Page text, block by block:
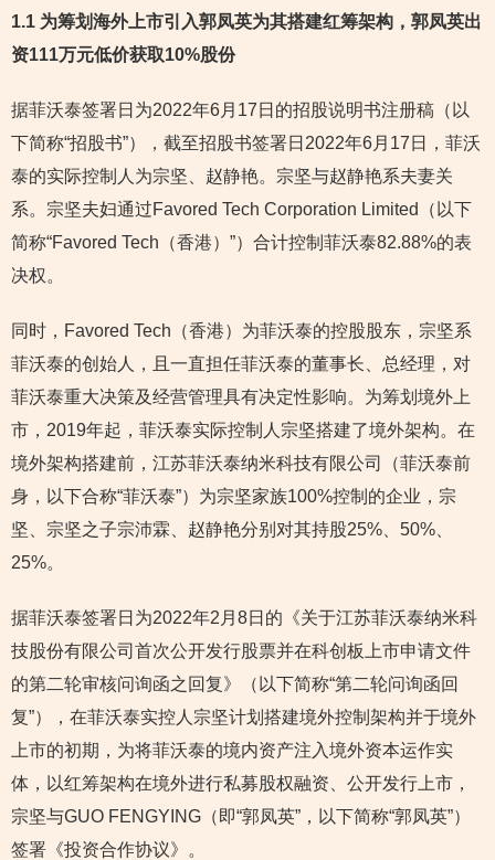
1.1 为筹划海外上市引入郭凤英为其搭建红筹架构，郭凤英出
资111万元低价获取10%股份
据菲沃泰签署日为2022年6月17日的招股说明书注册稿（以
下简称“招股书”），截至招股书签署日2022年6月17日，菲沃
泰的实际控制人为宗坚、赵静艳。宗坚与赵静艳系夫妻关
系。宗坚夫妇通过Favored Tech Corporation Limited（以下
简称“Favored Tech（香港）”）合计控制菲沃泰82.88%的表
决权。
同时，Favored Tech（香港）为菲沃泰的控股股东，宗坚系
菲沃泰的创始人，且一直担任菲沃泰的董事长、总经理，对
菲沃泰重大决策及经营管理具有决定性影响。为筹划境外上
市，2019年起，菲沃泰实际控制人宗坚搭建了境外架构。在
境外架构搭建前，江苏菲沃泰纳米科技有限公司（菲沃泰前
身，以下合称“菲沃泰”）为宗坚家族100%控制的企业，宗
坚、宗坚之子宗沛霖、赵静艳分别对其持股25%、50%、
25%。
据菲沃泰签署日为2022年2月8日的《关于江苏菲沃泰纳米科
技股份有限公司首次公开发行股票并在科创板上市申请文件
的第二轮审核问询函之回复》（以下简称“第二轮问询函回
复”），在菲沃泰实控人宗坚计划搭建境外控制架构并于境外
上市的初期，为将菲沃泰的境内资产注入境外资本运作实
体，以红筹架构在境外进行私募股权融资、公开发行上市，
宗坚与GUO FENGYING（即“郭凤英”，以下简称“郭凤英”）
签署《投资合作协议》。